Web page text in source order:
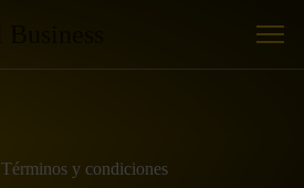
Términos y condiciones